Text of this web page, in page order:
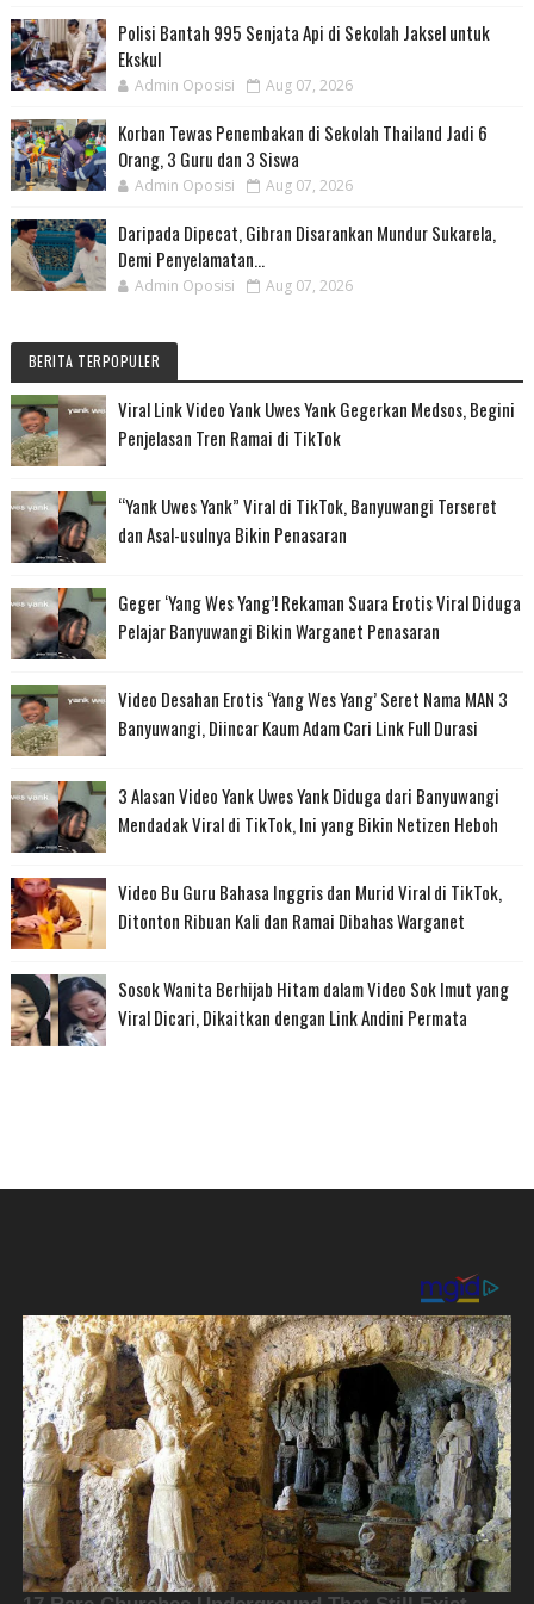
Polisi Bantah 995 Senjata Api di Sekolah Jaksel untuk
Ekskul
Admin Oposisi Aug 07, 2026
Korban Tewas Penembakan di Sekolah Thailand Jadi 6
Orang, 3 Guru dan 3 Siswa
Admin Oposisi Aug 07, 2026
Daripada Dipecat, Gibran Disarankan Mundur Sukarela,
Demi Penyelamatan...
Admin Oposisi Aug 07, 2026
BERITA TERPOPULER
Viral Link Video Yank Uwes Yank Gegerkan Medsos, Begini
Penjelasan Tren Ramai di TikTok
“Yank Uwes Yank” Viral di TikTok, Banyuwangi Terseret
dan Asal-usulnya Bikin Penasaran
Geger ‘Yang Wes Yang’! Rekaman Suara Erotis Viral Diduga
Pelajar Banyuwangi Bikin Warganet Penasaran
Video Desahan Erotis ‘Yang Wes Yang’ Seret Nama MAN 3
Banyuwangi, Diincar Kaum Adam Cari Link Full Durasi
3 Alasan Video Yank Uwes Yank Diduga dari Banyuwangi
Mendadak Viral di TikTok, Ini yang Bikin Netizen Heboh
Video Bu Guru Bahasa Inggris dan Murid Viral di TikTok,
Ditonton Ribuan Kali dan Ramai Dibahas Warganet
Sosok Wanita Berhijab Hitam dalam Video Sok Imut yang
Viral Dicari, Dikaitkan dengan Link Andini Permata